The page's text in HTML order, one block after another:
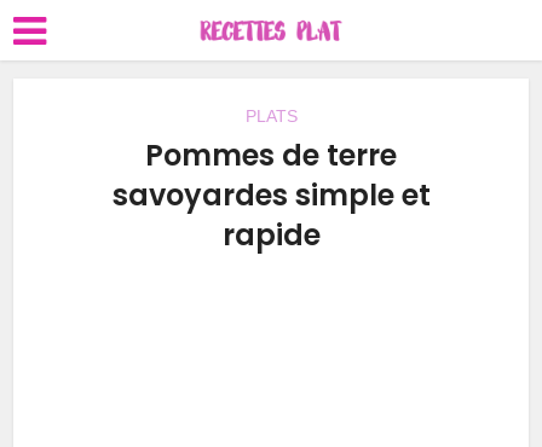
PLATS
Pommes de terre
savoyardes simple et
rapide